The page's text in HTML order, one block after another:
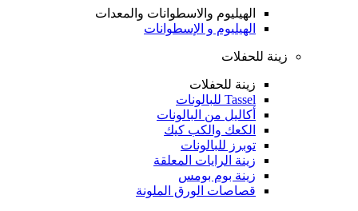
الهيليوم والاسطوانات والمعدات
الهيليوم و الإسطوانات
زينة للحفلات
زينة للحفلات
Tassel للبالونات
أكاليل من البالونات
الكعك والكب كيك
توبرز للبالونات
زينة الرايات المعلقة
زينة بوم بومس
قصاصات الورق الملونة